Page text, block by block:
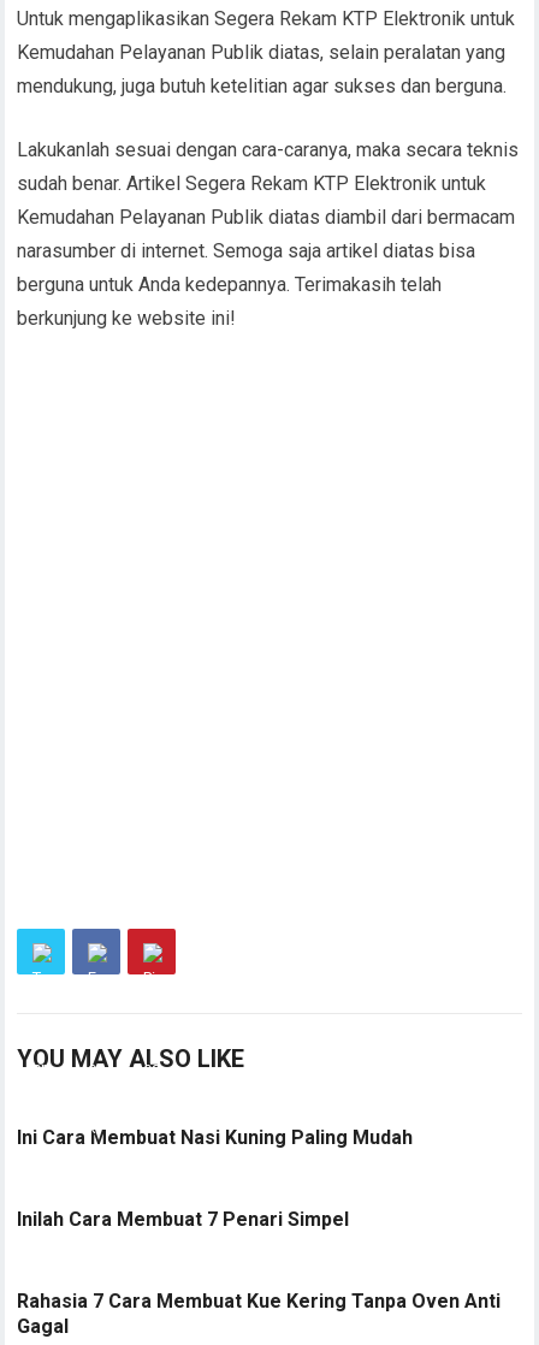
Untuk mengaplikasikan Segera Rekam KTP Elektronik untuk
Kemudahan Pelayanan Publik diatas, selain peralatan yang
mendukung, juga butuh ketelitian agar sukses dan berguna.
Lakukanlah sesuai dengan cara-caranya, maka secara teknis
sudah benar. Artikel Segera Rekam KTP Elektronik untuk
Kemudahan Pelayanan Publik diatas diambil dari bermacam
narasumber di internet. Semoga saja artikel diatas bisa
berguna untuk Anda kedepannya. Terimakasih telah
berkunjung ke website ini!
YOU MAY ALSO LIKE
Ini Cara Membuat Nasi Kuning Paling Mudah
Inilah Cara Membuat 7 Penari Simpel
Rahasia 7 Cara Membuat Kue Kering Tanpa Oven Anti
Gagal